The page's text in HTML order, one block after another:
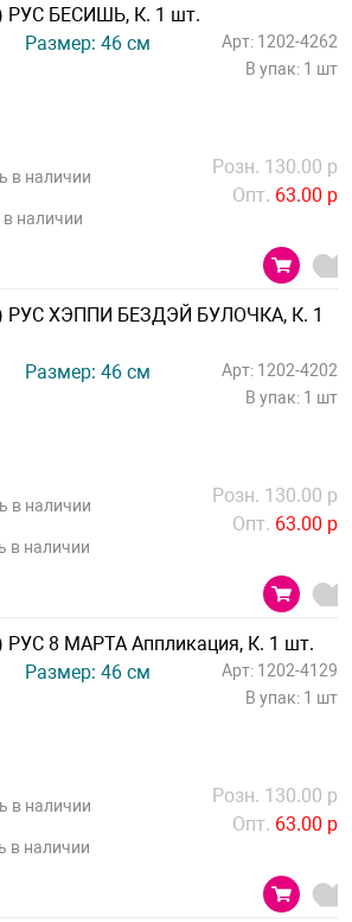
РУС БЕСИШЬ, К. 1 шт.
Размер: 46 см
Арт: 1202-4262
В упак: 1 шт
в наличии
в наличии
Розн. 130.00 р
Опт. 63.00 р
РУС ХЭППИ БЕЗДЭЙ БУЛОЧКА, К. 1
Размер: 46 см
Арт: 1202-4202
В упак: 1 шт
в наличии
в наличии
Розн. 130.00 р
Опт. 63.00 р
РУС 8 МАРТА Аппликация, К. 1 шт.
Размер: 46 см
Арт: 1202-4129
В упак: 1 шт
в наличии
в наличии
Розн. 130.00 р
Опт. 63.00 р